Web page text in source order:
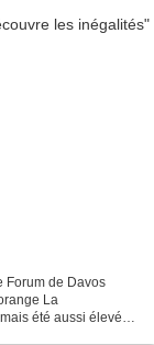
Forum de Davos
La
été aussi élevée